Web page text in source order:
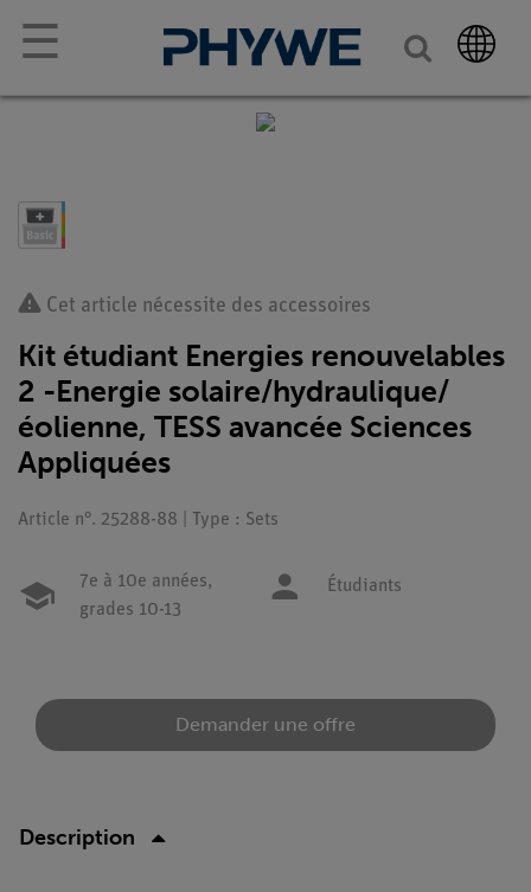
☰
Cet article nécessite des accessoires
Kit étudiant Energies renouvelables
2 -Energie solaire/hydraulique/
éolienne, TESS avancée Sciences
Appliquées
Article n°. 25288-88 | Type : Sets
7e à 10e années,
grades 10-13
Étudiants
Demander une offre
Description